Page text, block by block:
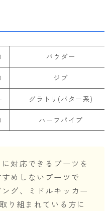
パウダー
ジブ
グラトリ(バター系)
ハーフパイプ
対応できるブーツを
めしないブーツで
グ、ミドルキッカー
り組まれている方に